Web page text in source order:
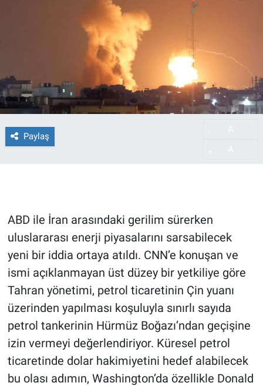
Paylaş
ABD ile İran arasındaki gerilim sürerken
uluslararası enerji piyasalarını sarsabilecek
yeni bir iddia ortaya atıldı. CNN’e konuşan ve
ismi açıklanmayan üst düzey bir yetkiliye göre
Tahran yönetimi, petrol ticaretinin Çin yuanı
üzerinden yapılması koşuluyla sınırlı sayıda
petrol tankerinin Hürmüz Boğazı’ndan geçişine
izin vermeyi değerlendiriyor. Küresel petrol
ticaretinde dolar hakimiyetini hedef alabilecek
bu olası adımın, Washington’da özellikle Donald